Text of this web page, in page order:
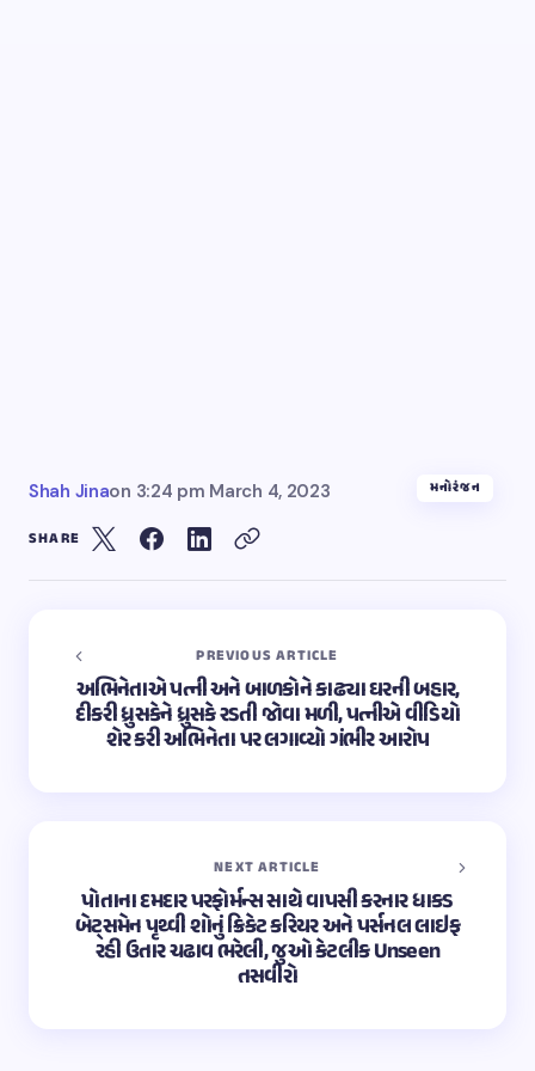
Shah Jinaon 3:24 pm March 4, 2023 મનોરંજન
SHARE
PREVIOUS ARTICLE
અભિનેતાએ પત્ની અને બાળકોને કાઢ્યા ઘરની બહાર,
દીકરી ધ્રુસકેને ધ્રુસકે રડતી જોવા મળી, પત્નીએ વીડિયો
શેર કરી અભિનેતા પર લગાવ્યો ગંભીર આરોપ
NEXT ARTICLE
પોતાના દમદાર પરફોર્મન્સ સાથે વાપસી કરનાર ધાકડ
બેટ્સમેન પૃથ્વી શોનું ક્રિકેટ કરિયર અને પર્સનલ લાઇફ
રહી ઉતાર ચઢાવ ભરેલી, જુઓ કેટલીક Unseen
તસવીરો